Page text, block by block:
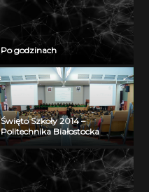
Po godzinach
Święto Szkoły 2014 –
Politechnika Białostocka